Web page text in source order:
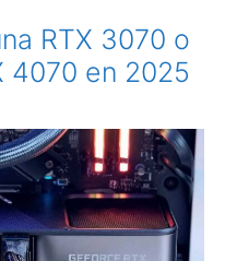
RTX 3070 o
4070 en 2025